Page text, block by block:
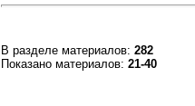
В разделе материалов: 282
Показано материалов: 21-40